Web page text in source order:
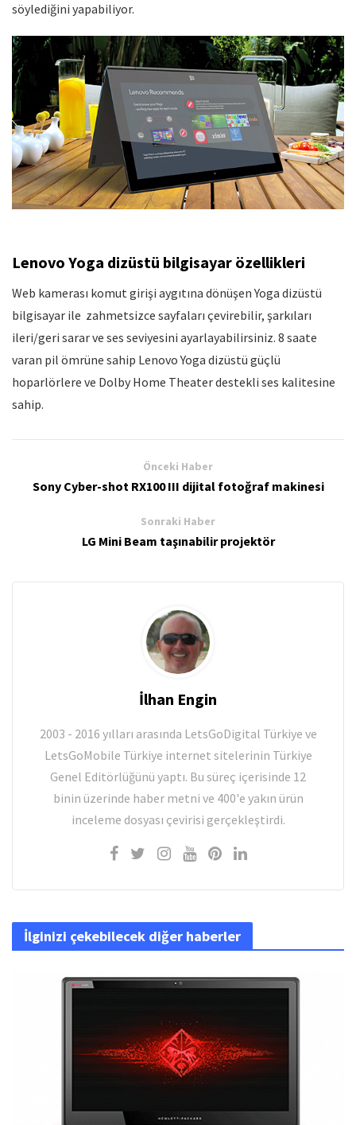
söylediğini yapabiliyor.
Lenovo Yoga dizüstü bilgisayar özellikleri
Web kamerası komut girişi aygıtına dönüşen Yoga dizüstü
bilgisayar ile zahmetsizce sayfaları çevirebilir, şarkıları
ileri/geri sarar ve ses seviyesini ayarlayabilirsiniz. 8 saate
varan pil ömrüne sahip Lenovo Yoga dizüstü güçlü
hoparlörlere ve Dolby Home Theater destekli ses kalitesine
sahip.
Önceki Haber
Sony Cyber-shot RX100 III dijital fotoğraf makinesi
Sonraki Haber
LG Mini Beam taşınabilir projektör
İlhan Engin
2003 - 2016 yılları arasında LetsGoDigital Türkiye ve
LetsGoMobile Türkiye internet sitelerinin Türkiye
Genel Editörlüğünü yaptı. Bu süreç içerisinde 12
binin üzerinde haber metni ve 400'e yakın ürün
inceleme dosyası çevirisi gerçekleştirdi.
İlginizi çekebilecek diğer haberler